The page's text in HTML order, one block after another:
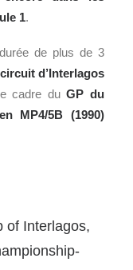
1.
de plus de 3
circuit d’Interlagos
cadre duGP du
MP4/5B (1990)
of Interlagos,